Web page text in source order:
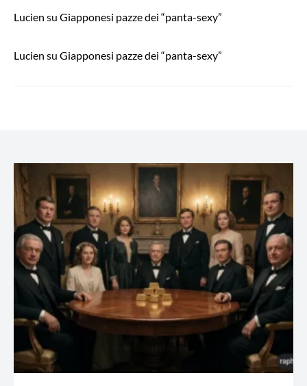
Lucien su Giapponesi pazze dei “panta-sexy”
Lucien su Giapponesi pazze dei “panta-sexy”